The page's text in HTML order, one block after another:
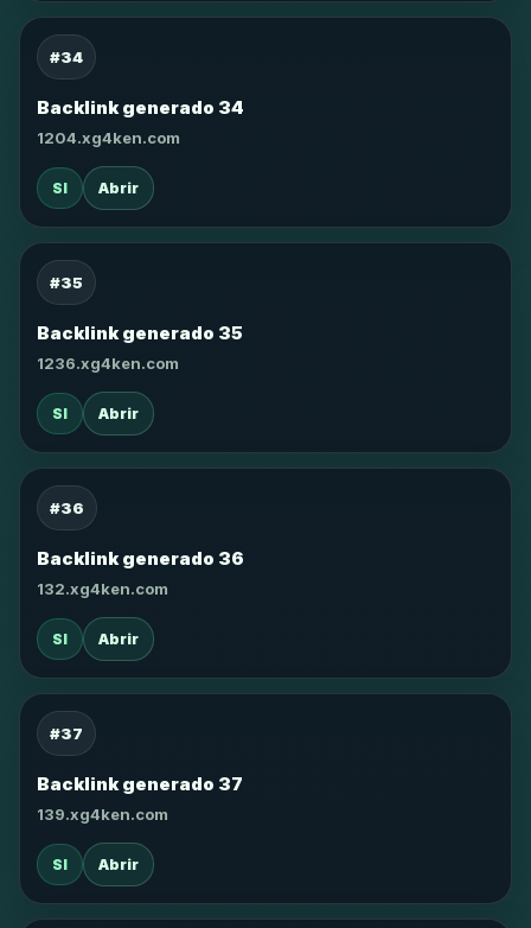
#34
Backlink generado 34
1204.xg4ken.com
SI Abrir
#35
Backlink generado 35
1236.xg4ken.com
SI Abrir
#36
Backlink generado 36
132.xg4ken.com
SI Abrir
#37
Backlink generado 37
139.xg4ken.com
SI Abrir